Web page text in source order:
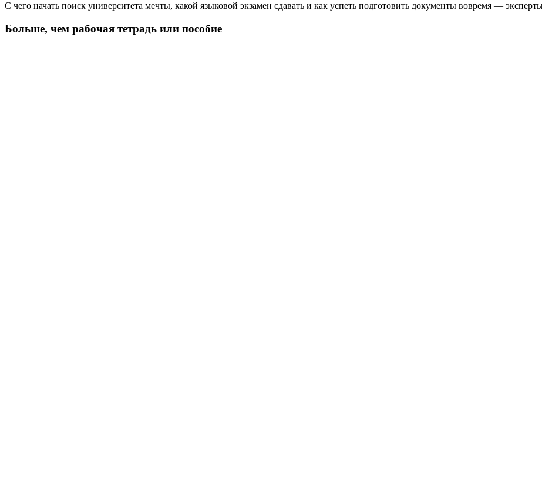
С чего начать поиск университета мечты, какой языковой экзамен сдавать и как успеть подготовить документы вовремя —
Больше, чем рабочая тетрадь или пособие